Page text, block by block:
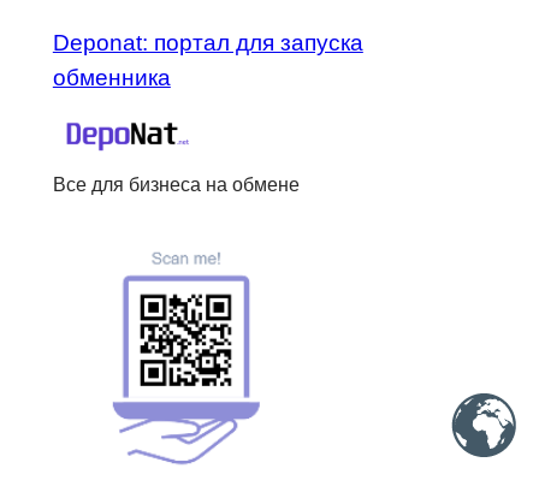
Deponat: портал для запуска
обменника
Все для бизнеса на обмене